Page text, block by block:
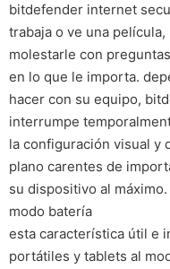
bitdefender internet
trabaja o ve una
molestarle con
en lo que le importa.
hacer con su equipo,
interrumpe
la configuración visual y
plano carentes de
su dispositivo al máximo.
modo batería
esta característica útil e
portátiles y tablets al